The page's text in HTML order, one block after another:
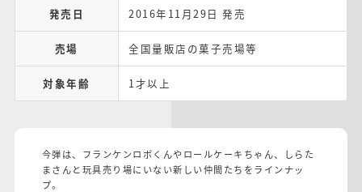
発売日 2016年11月29日 発売
売場 全国量販店の菓子売場等
対象年齢 1才以上
今弾は、フランケンロボくんやロールケーキちゃん、しらた
まさんと玩具売り場にいない新しい仲間たちをラインナッ
プ。